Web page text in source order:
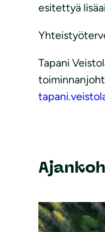
esitettyä
Tapani